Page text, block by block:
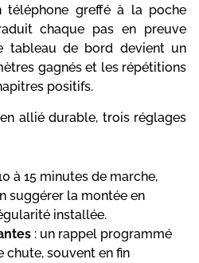
téléphone greffé à la poche
chaque pas en preuve
tableau de bord devient un
gagnés et les répétitions
positifs.
allié durable, trois réglages
à 15 minutes de marche,
suggérer la montée en
installée.
: un rappel programmé
chute, souvent en fin